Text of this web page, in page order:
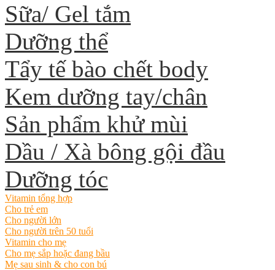
Sữa/ Gel tắm
Dưỡng thể
Tẩy tế bào chết body
Kem dưỡng tay/chân
Sản phẩm khử mùi
Dầu / Xà bông gội đầu
Dưỡng tóc
Vitamin tổng hợp
Cho trẻ em
Cho người lớn
Cho người trên 50 tuổi
Vitamin cho mẹ
Cho mẹ sắp hoặc đang bầu
Mẹ sau sinh & cho con bú